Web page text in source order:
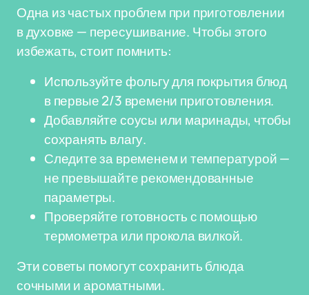
Одна из частых проблем при приготовлении
в духовке — пересушивание. Чтобы этого
избежать, стоит помнить:
Используйте фольгу для покрытия блюд
в первые 2/3 времени приготовления.
Добавляйте соусы или маринады, чтобы
сохранять влагу.
Следите за временем и температурой —
не превышайте рекомендованные
параметры.
Проверяйте готовность с помощью
термометра или прокола вилкой.
Эти советы помогут сохранить блюда
сочными и ароматными.